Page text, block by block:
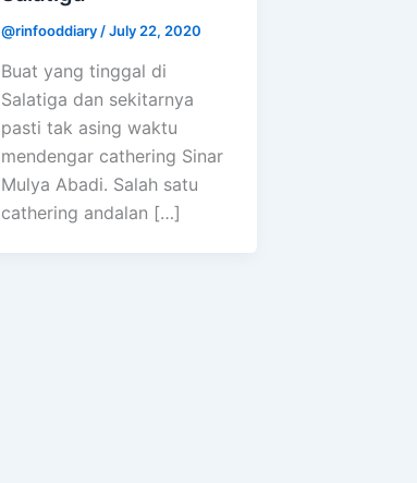
@rinfooddiary /July 22, 2020
Buat yang tinggal di
Salatiga dan sekitarnya
pasti tak asing waktu
mendengar cathering Sinar
Mulya Abadi. Salah satu
cathering andalan […]